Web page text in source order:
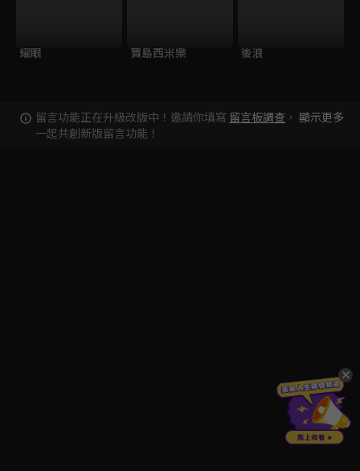
耀眼 寶島西米樂 後浪
留言功能正在升級改版中！邀請你填寫 留言板調查 ，
一起共創新版留言功能！
顯示更多